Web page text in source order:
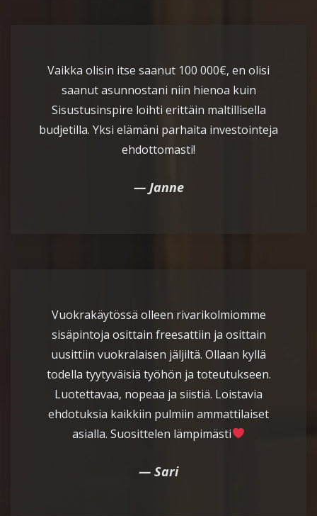
Vaikka olisin itse saanut 100 000€, en olisi
saanut asunnostani niin hienoa kuin
Sisustusinspire loihti erittäin maltillisella
budjetilla. Yksi elämäni parhaita investointeja
ehdottomasti!
Janne
Vuokrakäytössä olleen rivarikolmiomme
sisäpintoja osittain freesattiin ja osittain
uusittiin vuokralaisen jäljiltä. Ollaan kyllä
todella tyytyväisiä työhön ja toteutukseen.
Luotettavaa, nopeaa ja siistiä. Loistavia
ehdotuksia kaikkiin pulmiin ammattilaiset
asialla. Suosittelen lämpimästi
Sari